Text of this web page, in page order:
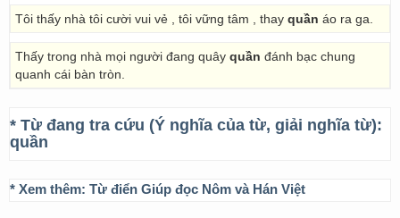
Tôi thấy nhà tôi cười vui vẻ , tôi vững tâm , thay quần áo ra ga.
Thấy trong nhà mọi người đang quây quần đánh bạc chung
quanh cái bàn tròn.
* Từ đang tra cứu (Ý nghĩa của từ, giải nghĩa từ):
quần
* Xem thêm: Từ điển Giúp đọc Nôm và Hán Việt